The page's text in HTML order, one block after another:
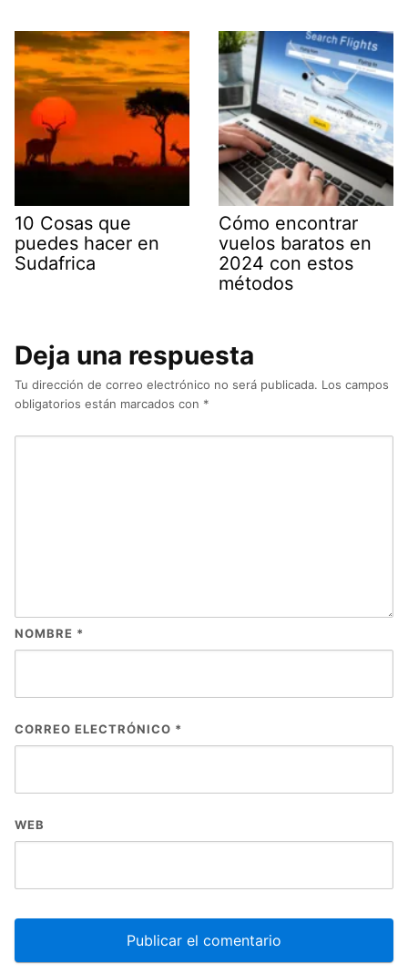
10 Cosas que
puedes hacer en
Sudafrica
Cómo encontrar
vuelos baratos en
2024 con estos
métodos
Deja una respuesta
Tu dirección de correo electrónico no será publicada. Los campos
obligatorios están marcados con *
NOMBRE *
CORREO ELECTRÓNICO *
WEB